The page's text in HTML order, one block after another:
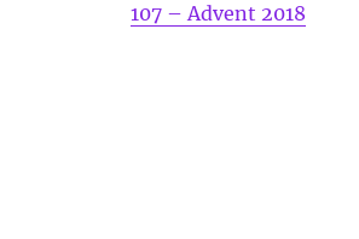
107 – Advent 2018